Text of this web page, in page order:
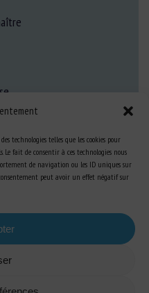
technologies telles que les cookies pour
fait de consentir à ces technologies nous
de navigation ou les ID uniques sur
peut avoir un effet négatif sur
le BEA
BEA